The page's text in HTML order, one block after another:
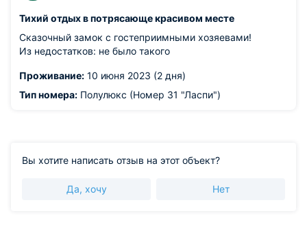
Тихий отдых в потрясающе красивом месте
Сказочный замок с гостеприимными хозяевами!
Из недостатков: не было такого
Проживание: 10 июня 2023 (2 дня)
Тип номера: Полулюкс (Номер 31 "Ласпи")
Вы хотите написать отзыв на этот объект?
Да, хочу Нет